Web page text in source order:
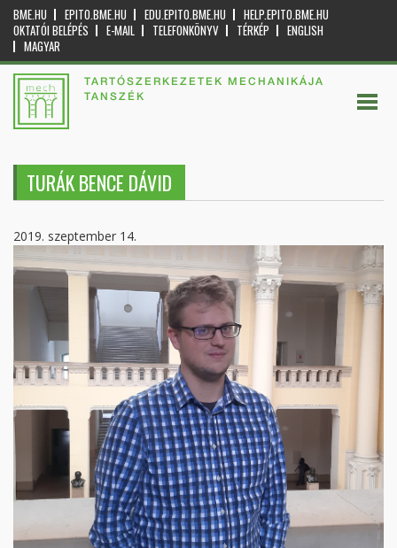
BME.HU EPITO.BME.HU EDU.EPITO.BME.HU
HELP.EPITO.BME.HU
OKTATÓI BELÉPÉS
E-MAIL TELEFONKÖNYV TÉRKÉP
ENGLISH
MAGYAR
TARTÓSZERKEZETEK MECHANIKÁJA
TANSZÉK
TURÁK BENCE DÁVID
2019. szeptember 14.